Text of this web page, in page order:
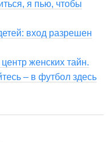
я пью, чтобы
вход разрешен
женских тайн.
– в футбол здесь